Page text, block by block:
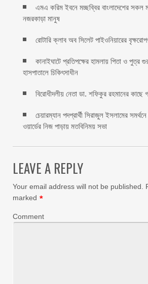
এমএ করিম ইবনে মচ্ছব্বির বাংলাদেশের সকল
নজরকাড়া মানুষ ‎
রোটারি ক্লাব অব সিলেট পাইওনিয়ারের
কানাইঘাটে প্রতিপক্ষের হামলায় পিতা ও
হাসপাতালে চিকিৎসাধীন
বিরোধীদলীয় নেতা ডা. শফিকুর রহমানের কাছে
চেয়ারম্যান পদপ্রার্থী সিরাজুল ইসলামের
ওয়ার্ডের নিজ পাড়ায় মতবিনিময় সভা
LEAVE A REPLY
Your email address will not be published.
marked *
Comment